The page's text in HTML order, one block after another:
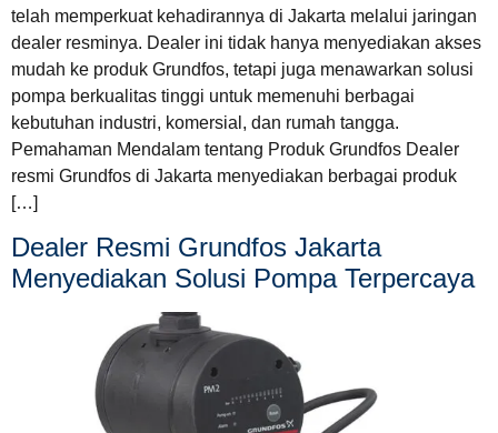
telah memperkuat kehadirannya di Jakarta melalui jaringan
dealer resminya. Dealer ini tidak hanya menyediakan akses
mudah ke produk Grundfos, tetapi juga menawarkan solusi
pompa berkualitas tinggi untuk memenuhi berbagai
kebutuhan industri, komersial, dan rumah tangga.
Pemahaman Mendalam tentang Produk Grundfos Dealer
resmi Grundfos di Jakarta menyediakan berbagai produk
[…]
Dealer Resmi Grundfos Jakarta
Menyediakan Solusi Pompa Terpercaya